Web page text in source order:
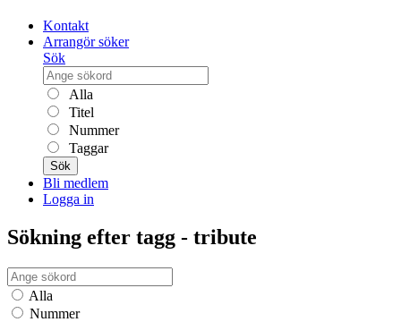
Kontakt
Arrangör söker
Sök
Alla
Titel
Nummer
Taggar
Sök
Bli medlem
Logga in
Sökning efter tagg - tribute
Alla
Nummer